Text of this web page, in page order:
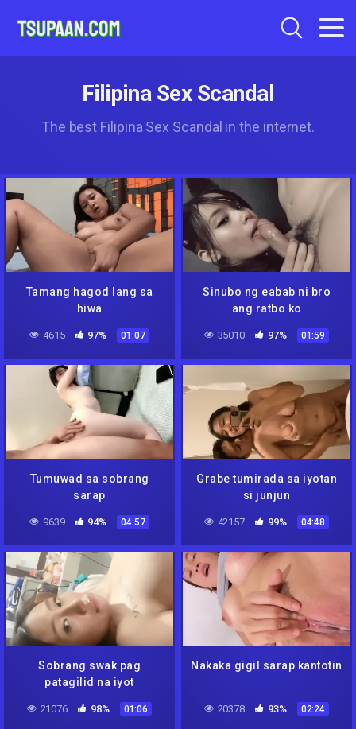
Filipina Sex Scandal
The best Filipina Sex Scandal in the internet.
Tamang hagod lang sa
hiwa
4615 97% 01:07
Sinubo ng eabab ni bro
ang ratbo ko
35010 97% 01:59
Tumuwad sa sobrang
sarap
9639 94% 04:57
Grabe tumirada sa iyotan
si junjun
42157 99% 04:48
Sobrang swak pag
patagilid na iyot
21076 98% 01:06
Nakaka gigil sarap kantotin
20378 93% 02:24